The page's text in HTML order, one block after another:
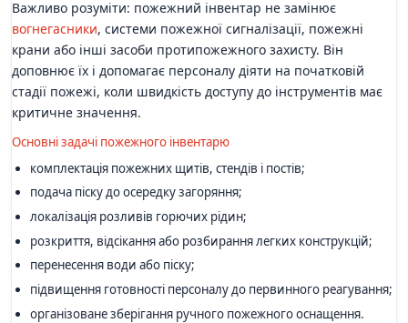
Важливо розуміти: пожежний інвентар не замінює
вогнегасники, системи пожежної сигналізації, пожежні
крани або інші засоби протипожежного захисту. Він
доповнює їх і допомагає персоналу діяти на початковій
стадії пожежі, коли швидкість доступу до інструментів має
критичне значення.
Основні задачі пожежного інвентарю
комплектація пожежних щитів, стендів і постів;
подача піску до осередку загоряння;
локалізація розливів горючих рідин;
розкриття, відсікання або розбирання легких конструкцій;
перенесення води або піску;
підвищення готовності персоналу до первинного реагування;
організоване зберігання ручного пожежного оснащення.